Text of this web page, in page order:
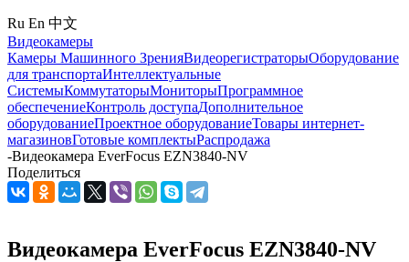
Ru En 中文
Видеокамеры
Камеры Машинного ЗренияВидеорегистраторыОборудование
для транспортаИнтеллектуальные
СистемыКоммутаторыМониторыПрограммное
обеспечениеКонтроль доступаДополнительное
оборудованиеПроектное оборудованиеТовары интернет-
магазиновГотовые комплектыРаспродажа
-Видеокамера EverFocus EZN3840-NV
Поделиться
Видеокамера EverFocus EZN3840-NV